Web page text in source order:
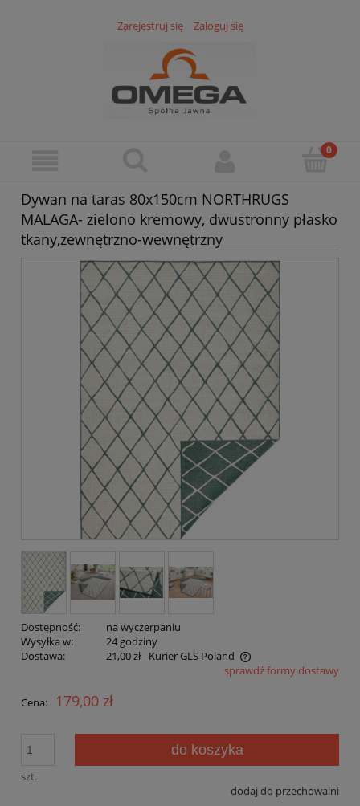
Zarejestruj się Zaloguj się
Dywan na taras 80x150cm NORTHRUGS
MALAGA- zielono kremowy, dwustronny płasko
tkany,zewnętrzno-wewnętrzny
Dostępność:
na wyczerpaniu
Wysyłka w:
24 godziny
Dostawa:
21,00 zł- Kurier GLS Poland
Cena nie zawiera ewentualnych kosztów płatnościsprawdź formy dostawy
Cena: 179,00 zł
szt.
do koszyka
dodaj do przechowalni